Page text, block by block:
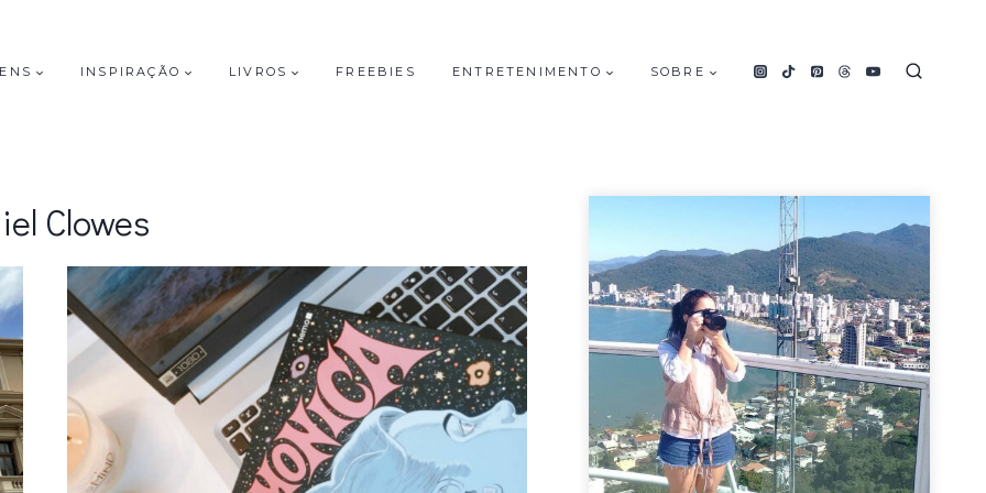
INSPIRAÇÃO LIVROS FREEBIES ENTRETENIMENTO SOBRE
Clowes